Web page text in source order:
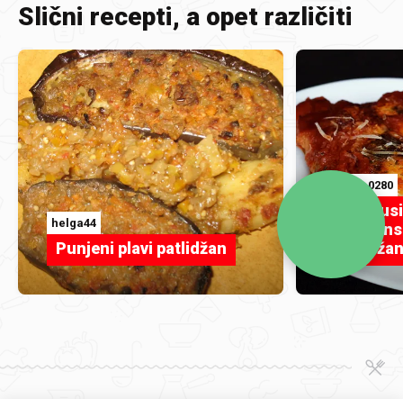
Slični recepti, a opet različiti
helga44
Punjeni plavi patlidžan
Umag-0280
Svi